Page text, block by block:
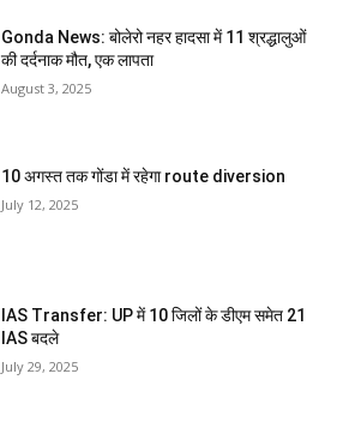
Gonda News: बोलेरो नहर हादसा में 11 श्रद्धालुओं
की दर्दनाक मौत, एक लापता
August 3, 2025
10 अगस्त तक गोंडा में रहेगा route diversion
July 12, 2025
IAS Transfer: UP में 10 जिलों के डीएम समेत 21
IAS बदले
July 29, 2025